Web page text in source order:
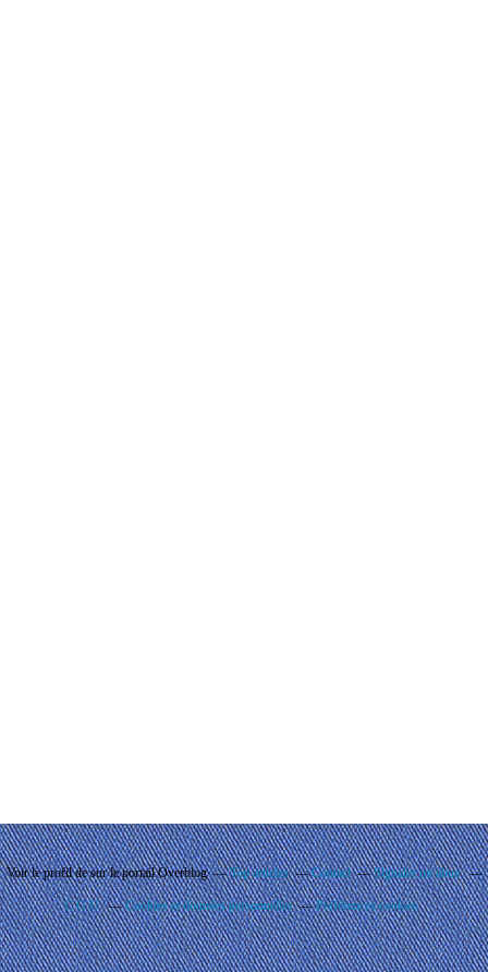
Voir le profil desur le portail Overblog Top articles Contact Signaler un abus
C.G.U. Cookies et données personnelles Préférences cookies